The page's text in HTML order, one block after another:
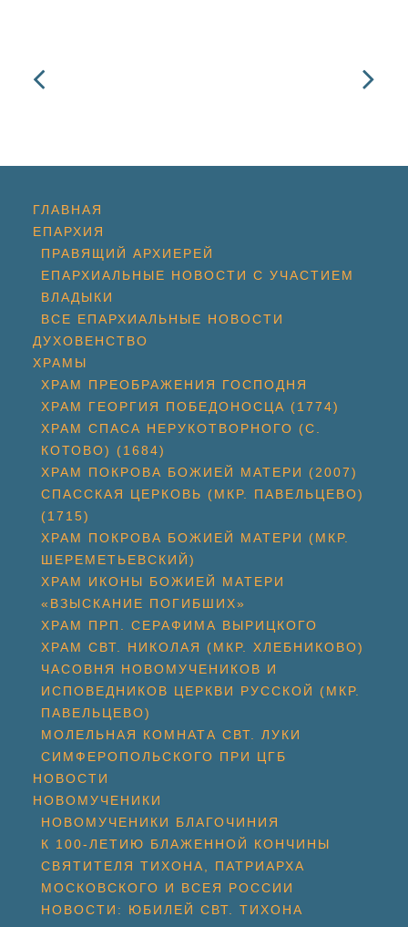
ГЛАВНАЯ
ЕПАРХИЯ
ПРАВЯЩИЙ АРХИЕРЕЙ
ЕПАРХИАЛЬНЫЕ НОВОСТИ С УЧАСТИЕМ
ВЛАДЫКИ
ВСЕ ЕПАРХИАЛЬНЫЕ НОВОСТИ
ДУХОВЕНСТВО
ХРАМЫ
ХРАМ ПРЕОБРАЖЕНИЯ ГОСПОДНЯ
ХРАМ ГЕОРГИЯ ПОБЕДОНОСЦА (1774)
ХРАМ СПАСА НЕРУКОТВОРНОГО (С.
КОТОВО) (1684)
ХРАМ ПОКРОВА БОЖИЕЙ МАТЕРИ (2007)
СПАССКАЯ ЦЕРКОВЬ (МКР. ПАВЕЛЬЦЕВО)
(1715)
ХРАМ ПОКРОВА БОЖИЕЙ МАТЕРИ (МКР.
ШЕРЕМЕТЬЕВСКИЙ)
ХРАМ ИКОНЫ БОЖИЕЙ МАТЕРИ
«ВЗЫСКАНИЕ ПОГИБШИХ»
ХРАМ ПРП. СЕРАФИМА ВЫРИЦКОГО
ХРАМ СВТ. НИКОЛАЯ (МКР. ХЛЕБНИКОВО)
ЧАСОВНЯ НОВОМУЧЕНИКОВ И
ИСПОВЕДНИКОВ ЦЕРКВИ РУССКОЙ (МКР.
ПАВЕЛЬЦЕВО)
МОЛЕЛЬНАЯ КОМНАТА СВТ. ЛУКИ
СИМФЕРОПОЛЬСКОГО ПРИ ЦГБ
НОВОСТИ
НОВОМУЧЕНИКИ
НОВОМУЧЕНИКИ БЛАГОЧИНИЯ
К 100-ЛЕТИЮ БЛАЖЕННОЙ КОНЧИНЫ
СВЯТИТЕЛЯ ТИХОНА, ПАТРИАРХА
МОСКОВСКОГО И ВСЕЯ РОССИИ
НОВОСТИ: ЮБИЛЕЙ СВТ. ТИХОНА